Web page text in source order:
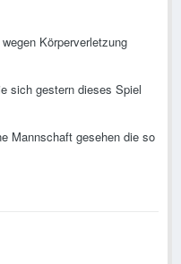
Körperverletzung
sich gestern dieses Spiel
Mannschaft gesehen die so